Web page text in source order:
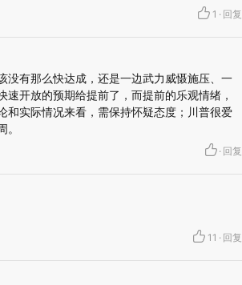
1 · 回复
没有那么快达成，还是一边武力威慑施压、一
开放的预期给提前了，而提前的乐观情绪，
和实际情况来看，需保持怀疑态度；川普很爱
· 回复
11 · 回复